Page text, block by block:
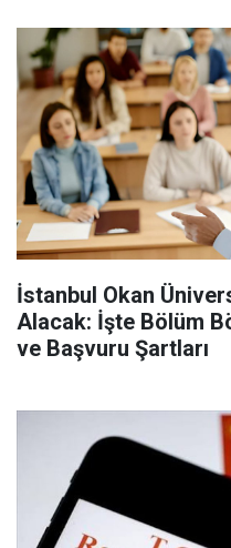
İstanbul Okan
Alacak: İşte Bölüm
ve Başvuru Şartları